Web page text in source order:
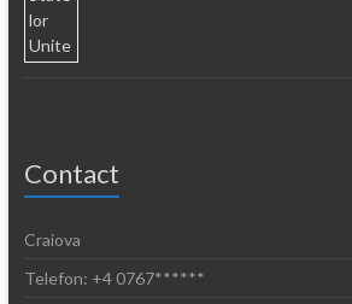
Contact
Craiova
Telefon: +4 0767******